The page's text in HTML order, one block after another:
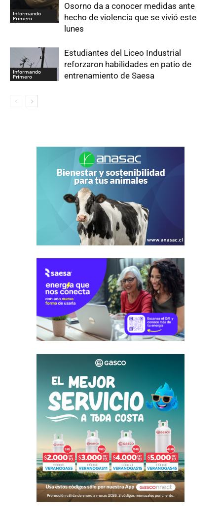
Informando
Primero
Osorno da a conocer medidas ante
hecho de violencia que se vivió este
lunes
Informando
Primero
Estudiantes del Liceo Industrial
reforzaron habilidades en patio de
entrenamiento de Saesa